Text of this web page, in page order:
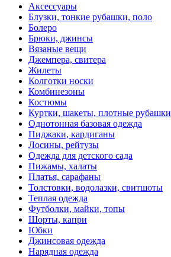
Аксессуары
Блузки, тонкие рубашки, поло
Болеро
Брюки, джинсы
Вязаные вещи
Джемпера, свитера
Жилеты
Колготки носки
Комбинезоны
Костюмы
Куртки, шакеты, плотные рубашки
Однотонная базовая одежда
Пиджаки, кардиганы
Лосины, рейтузы
Одежда для детского сада
Пижамы, халаты
Платья, сарафаны
Толстовки, водолазки, свитшоты
Теплая одежда
Футболки, майки, топы
Шорты, капри
Юбки
Джинсовая одежда
Нарядная одежда